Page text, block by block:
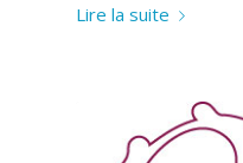
Lire la suite